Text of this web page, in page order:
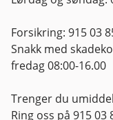
Forsikring: 915 03
Snakk med
fredag 08:00-16.00
Trenger du
Ring oss på 915